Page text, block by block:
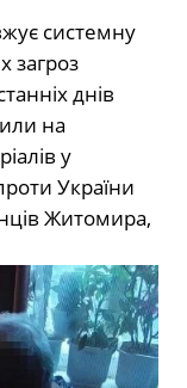
системну
загроз
днів
на
у
України
Житомира,